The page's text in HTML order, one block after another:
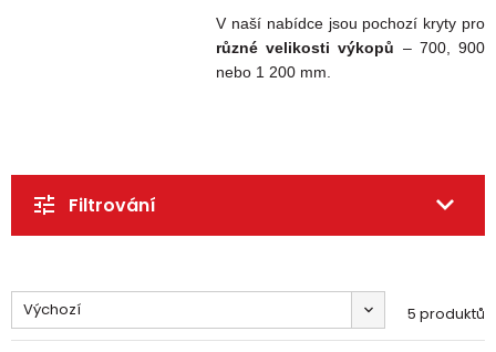
V naší nabídce jsou pochozí kryty pro
různé velikosti výkopů – 700, 900
nebo 1 200 mm.
Filtrování
Výchozí 5 produktů